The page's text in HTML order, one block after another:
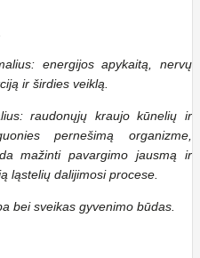
energijos apykaitą, nervų
ir širdies veiklą.
raudonųjų kraujo kūnelių ir
pernešimą organizme,
mažinti pavargimo jausmą ir
ląstelių dalijimosi procese.
bei sveikas gyvenimo būdas.